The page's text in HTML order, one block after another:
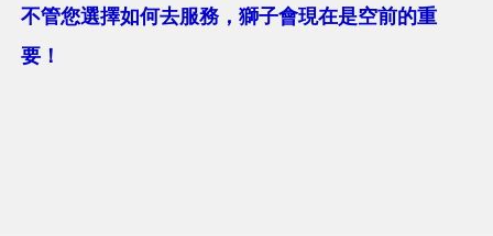
不管您選擇如何去服務，獅子會現在是空前的重
要！